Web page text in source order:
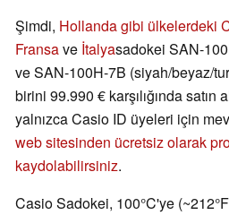
Şimdi, Hollanda gibi ülkelerdeki
Fransave İtalyasadokei SAN-
ve SAN-100H-7B (siyah/beyaz/
birini 99.990 € karşılığında
yalnızca Casio ID üyeleri için
web sitesinden ücretsiz olarak
kaydolabilirsiniz.
Casio Sadokei, 100°C'ye